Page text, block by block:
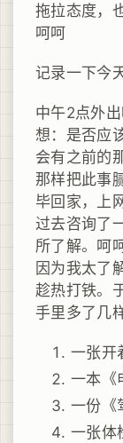
拖拉态度，
呵呵
记录一下今
中午2点外
想：是否应
会有之前的
那样把此事
毕回家，上
过去咨询了
所了解。呵
因为我太了
趁热打铁。
手里多了几
一张开
一本《
一份《
一张体